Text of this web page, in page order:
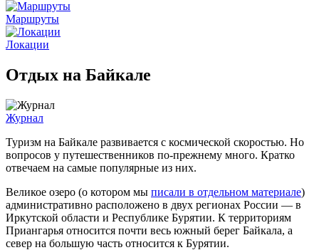
Маршруты
Локации
Отдых на Байкале
Журнал
Туризм на Байкале развивается с космической скоростью. Но
вопросов у путешественников по-прежнему много. Кратко
отвечаем на самые популярные из них.
Великое озеро (о котором мы писали в отдельном материале)
административно расположено в двух регионах России — в
Иркутской области и Республике Бурятии. К территориям
Приангарья относится почти весь южный берег Байкала, а
север на большую часть относится к Бурятии.